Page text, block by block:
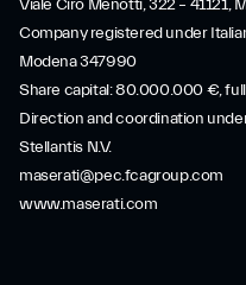
Viale Ciro Menotti, 322 – 41121,
Company registered under
Modena 347990
Share capital: 80.000.000 €,
Direction and coordination
Stellantis N.V.
maserati@pec.fcagroup.com
www.maserati.com